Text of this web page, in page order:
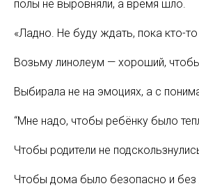
полы не выровняли, а время шло.
«Ладно. Не буду ждать, пока кто-
Возьму линолеум — хороший,
Выбирала не на эмоциях, а с
“Мне надо, чтобы ребёнку было
Чтобы родители не
Чтобы дома было безопасно и без